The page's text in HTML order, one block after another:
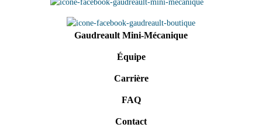
Gaudreault Mini-Mécanique
Équipe
Carrière
FAQ
Contact